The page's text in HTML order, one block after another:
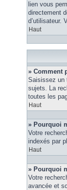
lien vous
directement
d’utilisateur.
Haut
» Comment
Saisissez un
sujets. La
toutes les
Haut
» Pourquoi
Votre
indexés par
Haut
» Pourquoi
Votre
avancée et